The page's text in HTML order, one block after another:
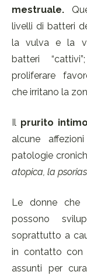
mestruale.
livelli di batteri
la vulva e la
batteri
proliferare
che irritano la
Il prurito
alcune
patologie
atopica, la
Le donne che
possono
soprattutto a
in contatto con
assunti per